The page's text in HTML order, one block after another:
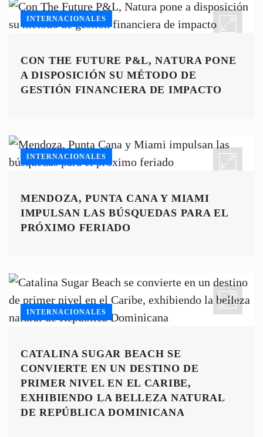
INTERNACIONALES
CON THE FUTURE P&L, NATURA PONE
A DISPOSICIÓN SU MÉTODO DE
GESTIÓN FINANCIERA DE IMPACTO
INTERNACIONALES
MENDOZA, PUNTA CANA Y MIAMI
IMPULSAN LAS BÚSQUEDAS PARA EL
PRÓXIMO FERIADO
INTERNACIONALES
CATALINA SUGAR BEACH SE
CONVIERTE EN UN DESTINO DE
PRIMER NIVEL EN EL CARIBE,
EXHIBIENDO LA BELLEZA NATURAL
DE REPÚBLICA DOMINICANA